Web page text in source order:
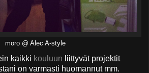
moro @ Alec A-style
kaikki kouluun liittyvät projektit
on varmasti huomannut mm.